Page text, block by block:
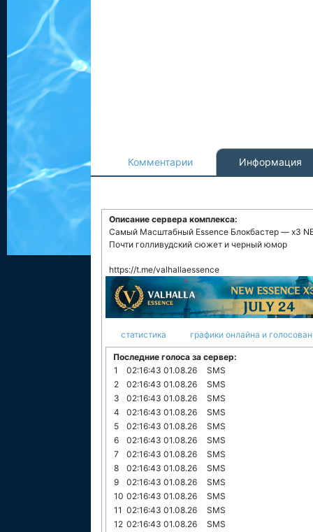
Комментарии Информация
Описание сервера комплекса:
Самый Масштабный Essence Блокбастер — x3
Почти голливудский сюжет и черный юмор
https://t.me/valhallaessence
статистика графики онлайна и
Последние голоса за сервер:
1
02:16:43 01.08.26
SMS
2
02:16:43 01.08.26
SMS
3
02:16:43 01.08.26
SMS
4
02:16:43 01.08.26
SMS
5
02:16:43 01.08.26
SMS
6
02:16:43 01.08.26
SMS
7
02:16:43 01.08.26
SMS
8
02:16:43 01.08.26
SMS
9
02:16:43 01.08.26
SMS
10 02:16:43 01.08.26
SMS
11 02:16:43 01.08.26
SMS
12 02:16:43 01.08.26
SMS